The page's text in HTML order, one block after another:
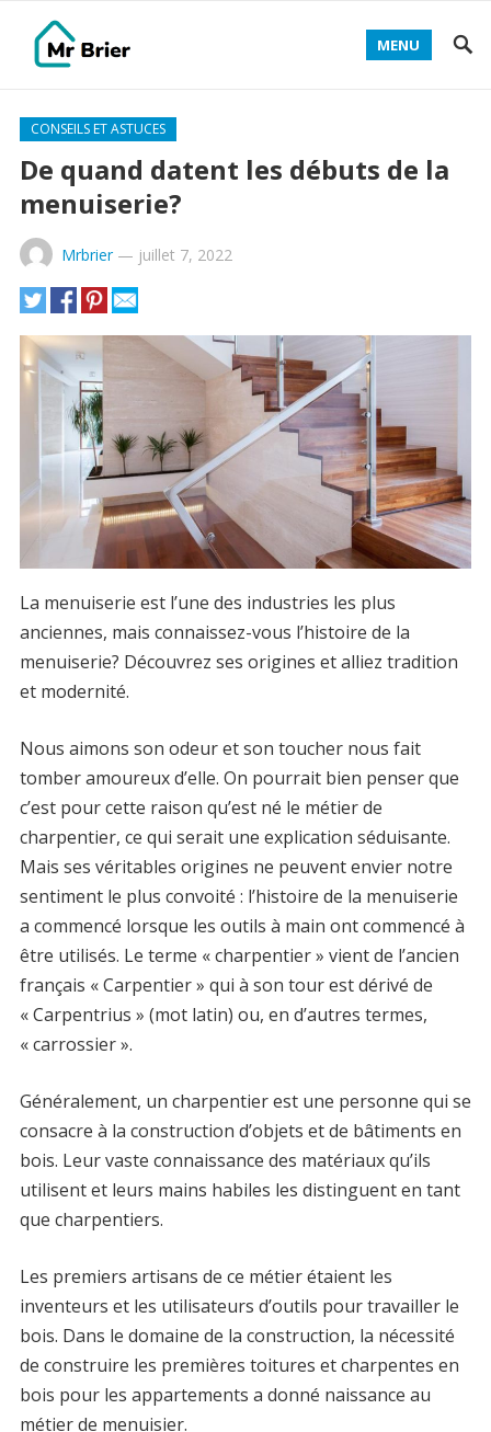
MENU
CONSEILS ET ASTUCES
De quand datent les débuts de la
menuiserie?
Mrbrier— juillet 7, 2022
La menuiserie est l’une des industries les plus
anciennes, mais connaissez-vous l’histoire de la
menuiserie? Découvrez ses origines et alliez tradition
et modernité.
Nous aimons son odeur et son toucher nous fait
tomber amoureux d’elle. On pourrait bien penser que
c’est pour cette raison qu’est né le métier de
charpentier, ce qui serait une explication séduisante.
Mais ses véritables origines ne peuvent envier notre
sentiment le plus convoité : l’histoire de la menuiserie
a commencé lorsque les outils à main ont commencé à
être utilisés. Le terme « charpentier » vient de l’ancien
français « Carpentier » qui à son tour est dérivé de
« Carpentrius » (mot latin) ou, en d’autres termes,
« carrossier ».
Généralement, un charpentier est une personne qui se
consacre à la construction d’objets et de bâtiments en
bois. Leur vaste connaissance des matériaux qu’ils
utilisent et leurs mains habiles les distinguent en tant
que charpentiers.
Les premiers artisans de ce métier étaient les
inventeurs et les utilisateurs d’outils pour travailler le
bois. Dans le domaine de la construction, la nécessité
de construire les premières toitures et charpentes en
bois pour les appartements a donné naissance au
métier de menuisier.